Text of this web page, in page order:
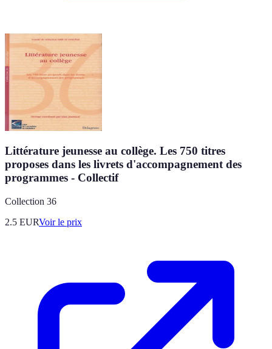
Littérature jeunesse au collège. Les 750 titres
proposes dans les livrets d'accompagnement des
programmes - Collectif
Collection 36
2.5 EURVoir le prix